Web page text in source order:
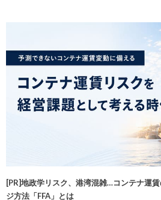
[PR]地政学リスク、港湾混雑…コンテナ運
ジ方法「FFA」とは